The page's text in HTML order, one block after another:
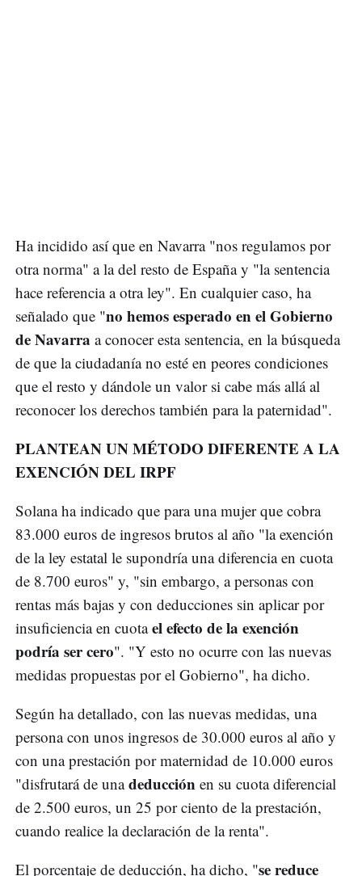
Ha incidido así que en Navarra "nos regulamos por
otra norma" a la del resto de España y "la sentencia
hace referencia a otra ley". En cualquier caso, ha
señalado que "no hemos esperado en el Gobierno
de Navarra a conocer esta sentencia, en la búsqueda
de que la ciudadanía no esté en peores condiciones
que el resto y dándole un valor si cabe más allá al
reconocer los derechos también para la paternidad".
PLANTEAN UN MÉTODO DIFERENTE A LA
EXENCIÓN DEL IRPF
Solana ha indicado que para una mujer que cobra
83.000 euros de ingresos brutos al año "la exención
de la ley estatal le supondría una diferencia en cuota
de 8.700 euros" y, "sin embargo, a personas con
rentas más bajas y con deducciones sin aplicar por
insuficiencia en cuotael efecto de la exención
podría ser cero". "Y esto no ocurre con las nuevas
medidas propuestas por el Gobierno", ha dicho.
Según ha detallado, con las nuevas medidas, una
persona con unos ingresos de 30.000 euros al año y
con una prestación por maternidad de 10.000 euros
"disfrutará de unadeducción en su cuota diferencial
de 2.500 euros, un 25 por ciento de la prestación,
cuando realice la declaración de la renta".
El porcentaje de deducción, ha dicho, "se reduce